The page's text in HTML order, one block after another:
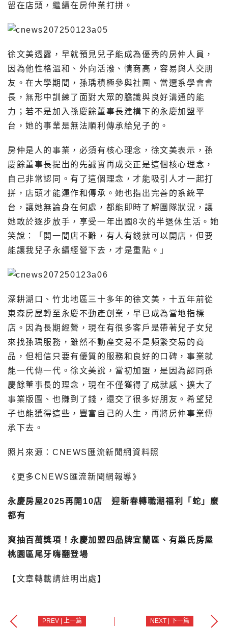
留在店頭，繼續在房仲業打拼。
徐文美透露，早就預見兒子能成為優秀的房仲人員，
因為他性格溫和、外向活潑、情商高，容易與人交朋
友。在大學期間，孫瑀積極參與社團、當選系學會會
長，無形中訓練了面對大眾的膽識與良好溝通的能
力；若不是加入孫慶餘董事長建構下的永慶加盟平
台，她的事業是無法順利傳承給兒子的。
房仲是人的事業，必須有核心理念，徐文美表示，孫
慶餘董事長提出的先誠實再成交正是這個核心理念，
自己非常認同。有了這個理念，才能吸引人才一起打
拼，店頭才能運作和傳承。她也指出完善的系統平
台，讓她無論身在何處，都能即時了解團隊狀況，讓
她敢於逐步放手，享受一年出國8次的半退休生活。她
笑說：「開一間店不難，有人有錢就可以開店，但要
能讓我兒子永續經營下去，才是重點。」
深耕湖口、竹北地區三十多年的徐文美，十五年前從
東森房屋轉至永慶不動產創業，早已成為當地指標
店。因為長期經營，現在有很多客戶是帶著兒子女兒
來找孫瑀服務，雖然不動產交易不是頻繁交易的商
品，但相信只要有優質的服務和良好的口碑，事業就
能一代傳一代。徐文美說，當初加盟，是因為認同孫
慶餘董事長的理念，現在不僅獲得了成就感、擴大了
事業版圖、也賺到了錢，還交了很多好朋友。希望兒
子也能獲得這些，豐富自己的人生，再將房仲事業傳
承下去。
照片來源：CNEWS匯流新聞網資料照
《更多CNEWS匯流新聞網報導》
永慶房屋2025再開10店 迎新春轉職潮福利「蛇」麼
都有
爽抽百萬獎項！永慶加盟四品牌宜蘭區、有巢氏房屋
桃園區尾牙嗨翻登場
【文章轉載請註明出處】
PREV | 上一篇 NEXT | 下一篇